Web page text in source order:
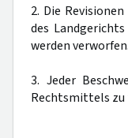
2. Die
des
werden verworfen.
3. Jeder
Rechtsmittels zu